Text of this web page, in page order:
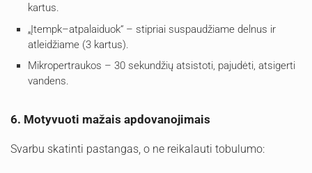
kartus.
„Įtempk–atpalaiduok“ – stipriai suspaudžiame delnus ir
atleidžiame (3 kartus).
Mikropertraukos – 30 sekundžių atsistoti, pajudėti, atsigerti
vandens.
6. Motyvuoti mažais apdovanojimais
Svarbu skatinti pastangas, o ne reikalauti tobulumo: